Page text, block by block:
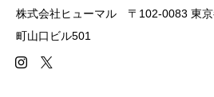
株式会社ヒューマル 〒102-0083 東
町山口ビル501